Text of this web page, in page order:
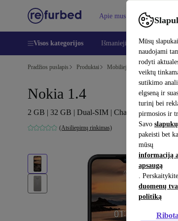
Mūsų
naudojami
rodyti
veiktų
sutikimo
elgseną ir
turinį bei
pirmosios ir
Savo
pakeisti bet
mūsų
informaciją
apsaugą
. Perskaitykite
duomenų
politiką
Apie mus Pagalba
Visos kategorijos Išmanieji telefonai
Pradžios puslapis Produktai Mobilieji telefonai ir išmanieji
Nokia 1.4
2 GB | 32 GB | Dual-SIM | Charcoal
(Atsiliepimų rinkimas)